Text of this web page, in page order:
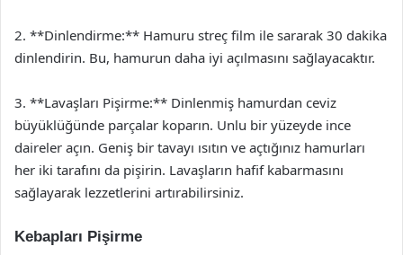
2. **Dinlendirme:** Hamuru streç film ile sararak 30 dakika
dinlendirin. Bu, hamurun daha iyi açılmasını sağlayacaktır.
3. **Lavaşları Pişirme:** Dinlenmiş hamurdan ceviz
büyüklüğünde parçalar koparın. Unlu bir yüzeyde ince
daireler açın. Geniş bir tavayı ısıtın ve açtığınız hamurları
her iki tarafını da pişirin. Lavaşların hafif kabarmasını
sağlayarak lezzetlerini artırabilirsiniz.
Kebapları Pişirme